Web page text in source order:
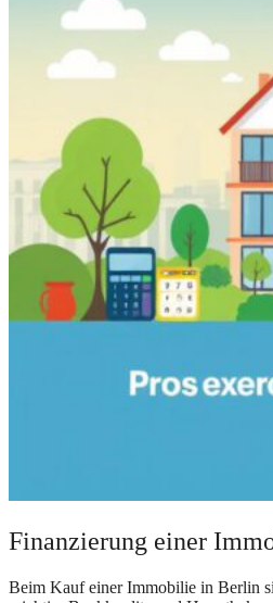
Finanzierung einer
Beim Kauf einer Immobilie in Berlin